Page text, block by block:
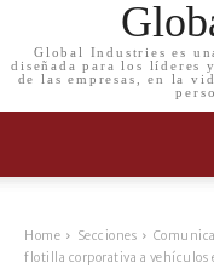
Global Industries es
diseñada para los líderes
de las empresas, en la
Home Secciones
flotilla corporativa a vehículos